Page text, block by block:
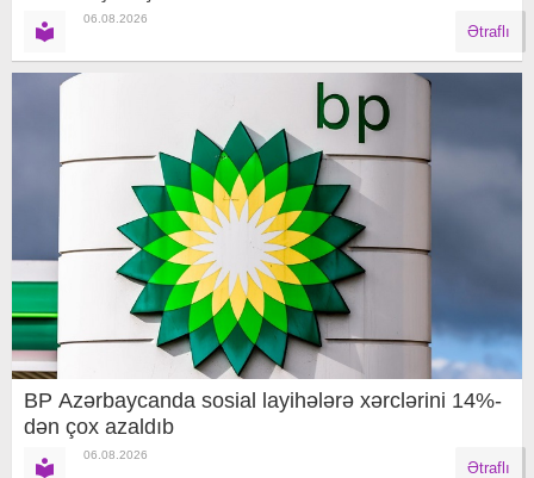
06.08.2026
Ətraflı
BP Azərbaycanda sosial layihələrə xərclərini 14%-
dən çox azaldıb
06.08.2026
Ətraflı